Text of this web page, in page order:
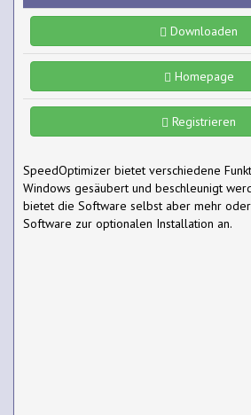
Downloaden
Homepage
Registrieren
SpeedOptimizer bietet verschiedene
Windows gesäubert und beschleunigt
bietet die Software selbst aber mehr
Software zur optionalen Installation an.